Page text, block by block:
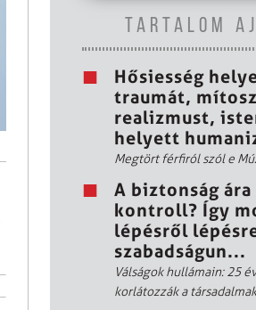
TARTALOM
Hősiesség
traumát,
realizmust,
helyett
Megtört férfiról szól e
A biztonság
kontroll? Így
lépésről
szabadságun...
Válságok hullámain: 25
korlátozzák a